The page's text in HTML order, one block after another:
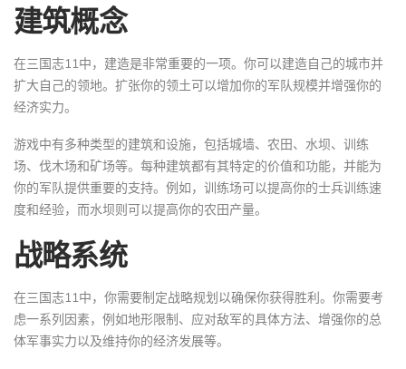
建筑概念
在三国志11中，建造是非常重要的一项。你可以建造自己的城市并
扩大自己的领地。扩张你的领土可以增加你的军队规模并增强你的
经济实力。
游戏中有多种类型的建筑和设施，包括城墙、农田、水坝、训练
场、伐木场和矿场等。每种建筑都有其特定的价值和功能，并能为
你的军队提供重要的支持。例如，训练场可以提高你的士兵训练速
度和经验，而水坝则可以提高你的农田产量。
战略系统
在三国志11中，你需要制定战略规划以确保你获得胜利。你需要考
虑一系列因素，例如地形限制、应对敌军的具体方法、增强你的总
体军事实力以及维持你的经济发展等。